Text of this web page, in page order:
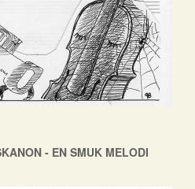
- EN SMUK MELODI